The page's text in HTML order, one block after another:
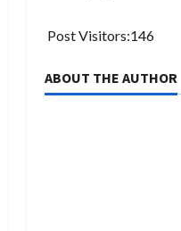
Post Visitors:146
ABOUT THE AUTHOR